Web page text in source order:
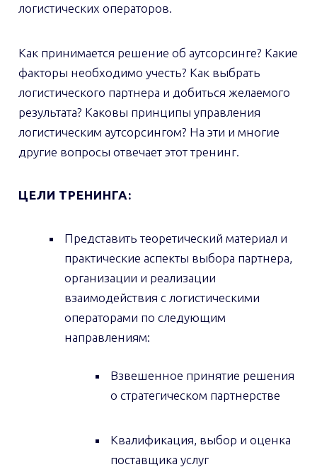
логистических операторов.
Как принимается решение об аутсорсинге? Какие
факторы необходимо учесть? Как выбрать
логистического партнера и добиться желаемого
результата? Каковы принципы управления
логистическим аутсорсингом? На эти и многие
другие вопросы отвечает этот тренинг.
ЦЕЛИ ТРЕНИНГА:
Представить теоретический материал и
практические аспекты выбора партнера,
организации и реализации
взаимодействия с логистическими
операторами по следующим
направлениям:
Взвешенное принятие решения
о стратегическом партнерстве
Квалификация, выбор и оценка
поставщика услуг